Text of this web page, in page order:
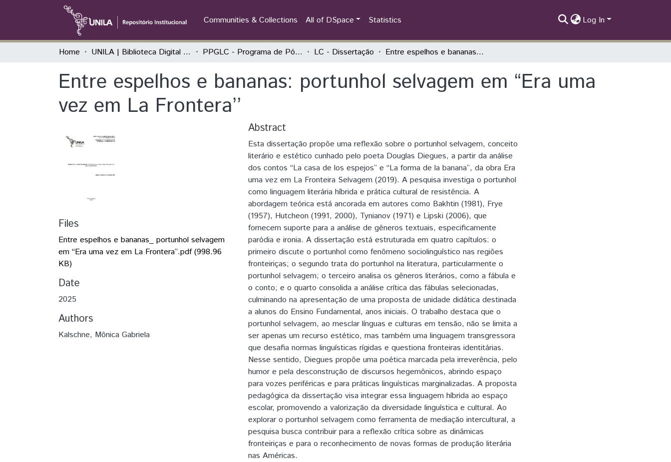
Communities & Collections All of DSpace Statistics Log In
Home UNILA | Biblioteca Digital de Dissertações e Teses PPGLC - Programa de Pós-Graduação em Literatura Comparada LC - Dissertação Entre espelhos e bananas: portunhol selvagem em “Era uma vez em La Frontera’’
Entre espelhos e bananas: portunhol selvagem em “Era uma
vez em La Frontera’’
Files
Entre espelhos e bananas_ portunhol selvagem
em “Era uma vez em La Frontera’’.pdf(998.96
KB)
Date
2025
Authors
Kalschne, Mônica Gabriela
Abstract
Esta dissertação propõe uma reflexão sobre o portunhol selvagem, conceito
literário e estético cunhado pelo poeta Douglas Diegues, a partir da análise
dos contos “La casa de los espejos” e “La forma de la banana”, da obra Era
uma vez em La Fronteira Selvagem (2019). A pesquisa investiga o portunhol
como linguagem literária híbrida e prática cultural de resistência. A
abordagem teórica está ancorada em autores como Bakhtin (1981), Frye
(1957), Hutcheon (1991, 2000), Tynianov (1971) e Lipski (2006), que
fornecem suporte para a análise de gêneros textuais, especificamente
paródia e ironia. A dissertação está estruturada em quatro capítulos: o
primeiro discute o portunhol como fenômeno sociolinguístico nas regiões
fronteiriças; o segundo trata do portunhol na literatura, particularmente o
portunhol selvagem; o terceiro analisa os gêneros literários, como a fábula e
o conto; e o quarto consolida a análise crítica das fábulas selecionadas,
culminando na apresentação de uma proposta de unidade didática destinada
a alunos do Ensino Fundamental, anos iniciais. O trabalho destaca que o
portunhol selvagem, ao mesclar línguas e culturas em tensão, não se limita a
ser apenas um recurso estético, mas também uma linguagem transgressora
que desafia normas linguísticas rígidas e questiona fronteiras identitárias.
Nesse sentido, Diegues propõe uma poética marcada pela irreverência, pelo
humor e pela desconstrução de discursos hegemônicos, abrindo espaço
para vozes periféricas e para práticas linguísticas marginalizadas. A proposta
pedagógica da dissertação visa integrar essa linguagem híbrida ao espaço
escolar, promovendo a valorização da diversidade linguística e cultural. Ao
explorar o portunhol selvagem como ferramenta de mediação intercultural, a
pesquisa busca contribuir para a reflexão crítica sobre as dinâmicas
fronteiriças e para o reconhecimento de novas formas de produção literária
nas Américas.